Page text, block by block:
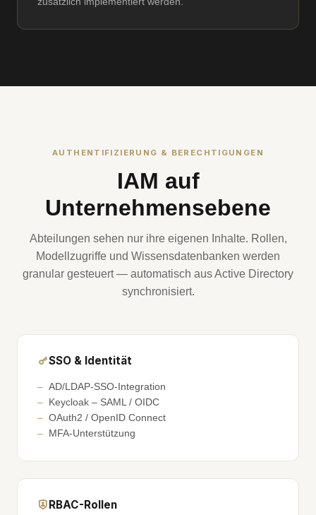
AUTHENTIFIZIERUNG & BERECHTIGUNGEN
IAM auf
Unternehmensebene
Abteilungen sehen nur ihre eigenen Inhalte. Rollen,
Modellzugriffe und Wissensdatenbanken werden
granular gesteuert — automatisch aus Active Directory
synchronisiert.
SSO & Identität
AD/LDAP-SSO-Integration
Keycloak – SAML / OIDC
OAuth2 / OpenID Connect
MFA-Unterstützung
RBAC-Rollen